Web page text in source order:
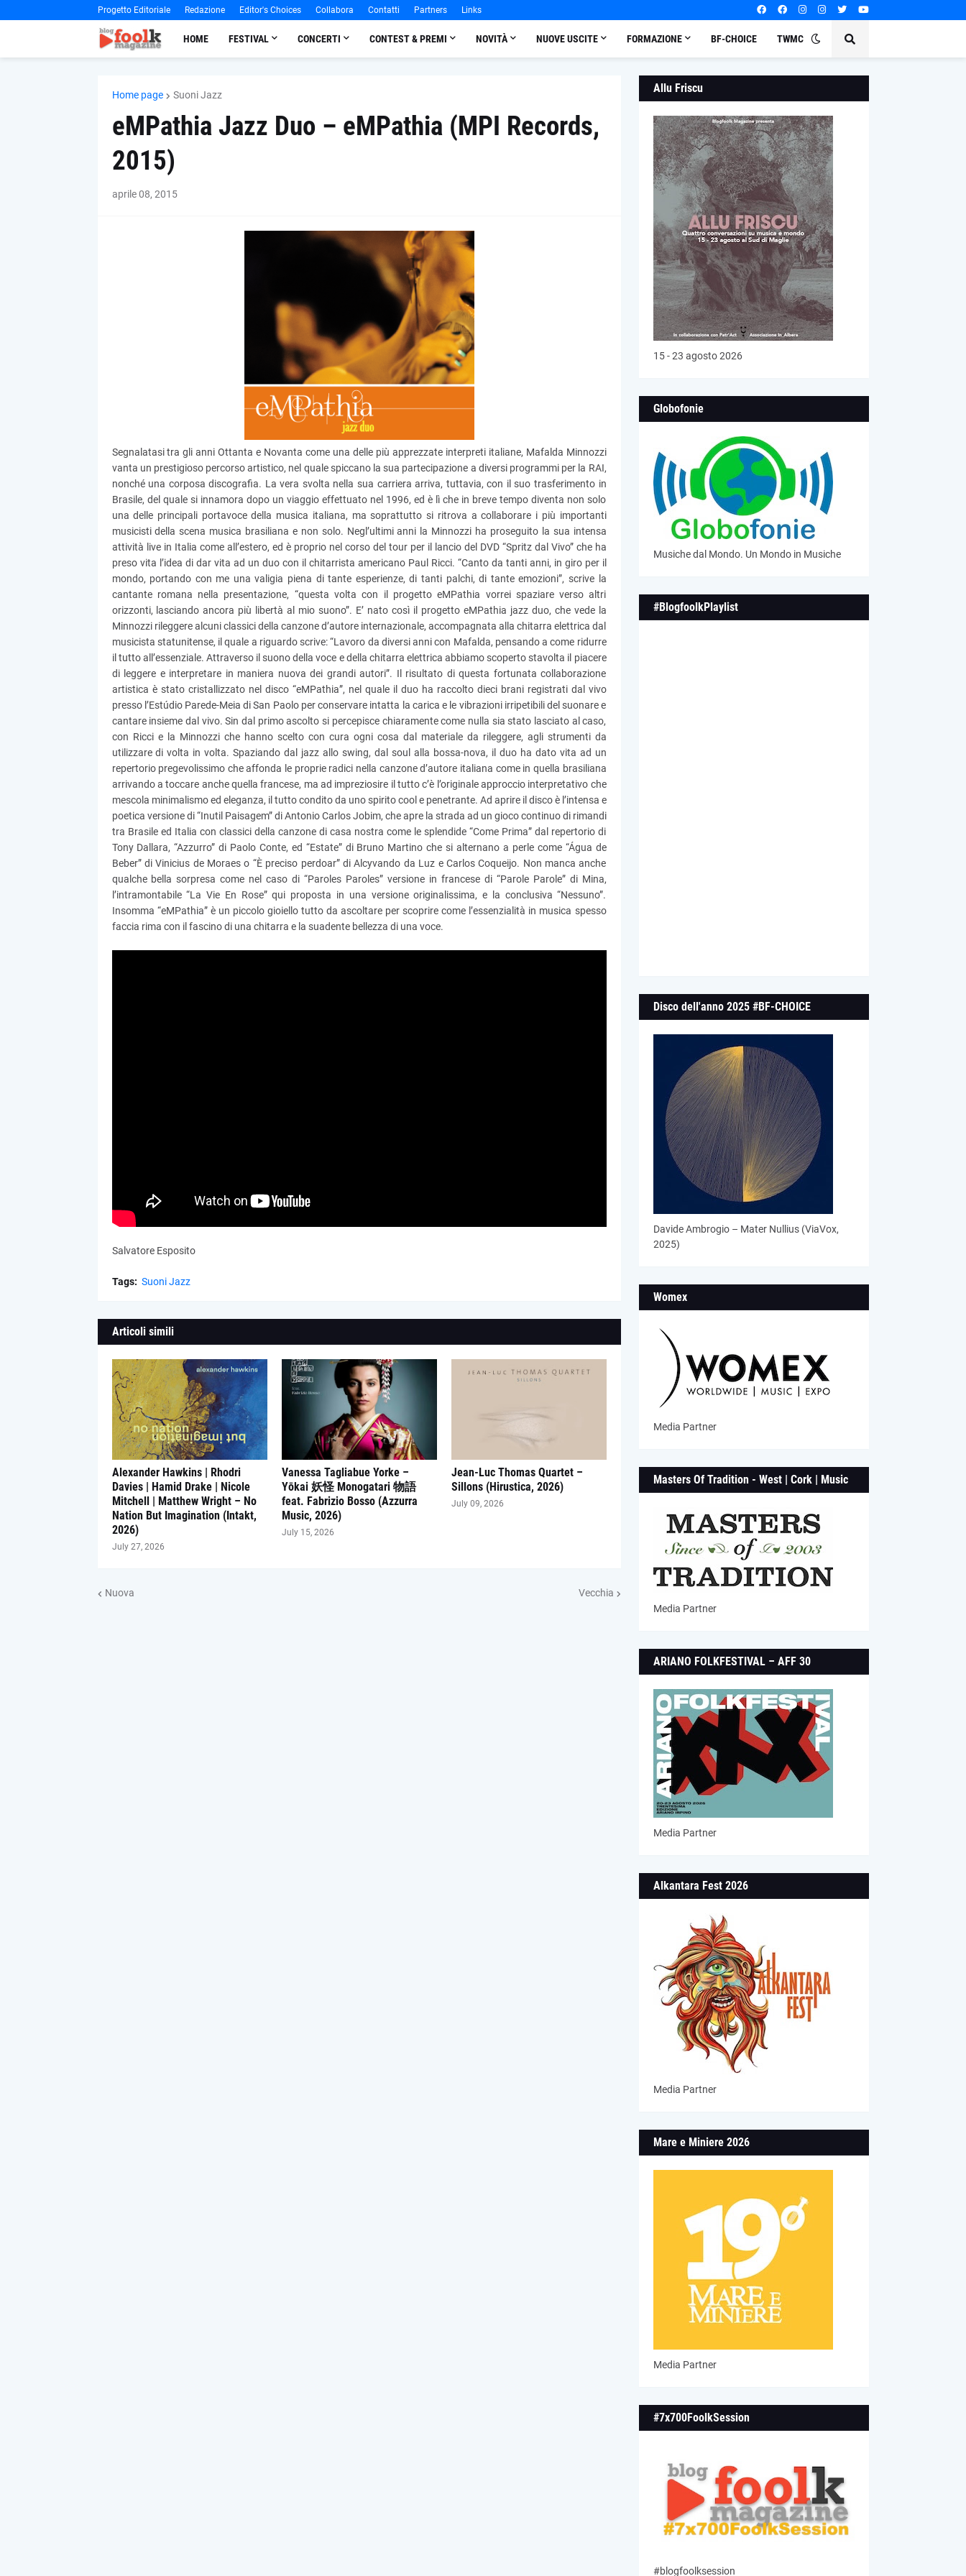
Progetto Editoriale Redazione Editor's Choices Collabora Contatti Partners Links
HOME FESTIVAL CONCERTI CONTEST & PREMI NOVITÀ NUOVE USCITE FORMAZIONE BF-CHOICE TWMC
Home page Suoni Jazz
eMPathia Jazz Duo – eMPathia (MPI Records,
2015)
aprile 08, 2015
Segnalatasi tra gli anni Ottanta e Novanta come una delle più apprezzate interpreti italiane, Mafalda Minnozzi
vanta un prestigioso percorso artistico, nel quale spiccano la sua partecipazione a diversi programmi per la RAI,
nonché una corposa discografia. La vera svolta nella sua carriera arriva, tuttavia, con il suo trasferimento in
Brasile, del quale si innamora dopo un viaggio effettuato nel 1996, ed è lì che in breve tempo diventa non solo
una delle principali portavoce della musica italiana, ma soprattutto si ritrova a collaborare i più importanti
musicisti della scena musica brasiliana e non solo. Negl’ultimi anni la Minnozzi ha proseguito la sua intensa
attività live in Italia come all’estero, ed è proprio nel corso del tour per il lancio del DVD “Spritz dal Vivo” che ha
preso vita l’idea di dar vita ad un duo con il chitarrista americano Paul Ricci. “Canto da tanti anni, in giro per il
mondo, portando con me una valigia piena di tante esperienze, di tanti palchi, di tante emozioni”, scrive la
cantante romana nella presentazione, “questa volta con il progetto eMPathia vorrei spaziare verso altri
orizzonti, lasciando ancora più libertà al mio suono”. E’ nato così il progetto eMPathia jazz duo, che vede la
Minnozzi rileggere alcuni classici della canzone d’autore internazionale, accompagnata alla chitarra elettrica dal
musicista statunitense, il quale a riguardo scrive: “Lavoro da diversi anni con Mafalda, pensando a come ridurre
il tutto all’essenziale. Attraverso il suono della voce e della chitarra elettrica abbiamo scoperto stavolta il piacere
di leggere e interpretare in maniera nuova dei grandi autori”. Il risultato di questa fortunata collaborazione
artistica è stato cristallizzato nel disco “eMPathia”, nel quale il duo ha raccolto dieci brani registrati dal vivo
presso l’Estúdio Parede-Meia di San Paolo per conservare intatta la carica e le vibrazioni irripetibili del suonare e
cantare insieme dal vivo. Sin dal primo ascolto si percepisce chiaramente come nulla sia stato lasciato al caso,
con Ricci e la Minnozzi che hanno scelto con cura ogni cosa dal materiale da rileggere, agli strumenti da
utilizzare di volta in volta. Spaziando dal jazz allo swing, dal soul alla bossa-nova, il duo ha dato vita ad un
repertorio pregevolissimo che affonda le proprie radici nella canzone d’autore italiana come in quella brasiliana
arrivando a toccare anche quella francese, ma ad impreziosire il tutto c’è l’originale approccio interpretativo che
mescola minimalismo ed eleganza, il tutto condito da uno spirito cool e penetrante. Ad aprire il disco è l’intensa e
poetica versione di “Inutil Paisagem” di Antonio Carlos Jobim, che apre la strada ad un gioco continuo di rimandi
tra Brasile ed Italia con classici della canzone di casa nostra come le splendide “Come Prima” dal repertorio di
Tony Dallara, “Azzurro” di Paolo Conte, ed “Estate” di Bruno Martino che si alternano a perle come “Água de
Beber” di Vinicius de Moraes o “È preciso perdoar” di Alcyvando da Luz e Carlos Coqueijo. Non manca anche
qualche bella sorpresa come nel caso di “Paroles Paroles” versione in francese di “Parole Parole” di Mina,
l’intramontabile “La Vie En Rose” qui proposta in una versione originalissima, e la conclusiva “Nessuno”.
Insomma “eMPathia” è un piccolo gioiello tutto da ascoltare per scoprire come l’essenzialità in musica spesso
faccia rima con il fascino di una chitarra e la suadente bellezza di una voce.
Salvatore Esposito
Tags: Suoni Jazz
Articoli simili
Alexander Hawkins | Rhodri
Davies | Hamid Drake | Nicole
Mitchell | Matthew Wright – No
Nation But Imagination (Intakt,
2026)
July 27, 2026
Vanessa Tagliabue Yorke –
Yōkai 妖怪 Monogatari 物語
feat. Fabrizio Bosso (Azzurra
Music, 2026)
July 15, 2026
Jean-Luc Thomas Quartet –
Sillons (Hirustica, 2026)
July 09, 2026
Nuova Vecchia
Allu Friscu
15 - 23 agosto 2026
Globofonie
Musiche dal Mondo. Un Mondo in Musiche
#BlogfoolkPlaylist
Disco dell'anno 2025 #BF-CHOICE
Davide Ambrogio – Mater Nullius (ViaVox,
2025)
Womex
Media Partner
Masters Of Tradition - West | Cork | Music
Media Partner
ARIANO FOLKFESTIVAL – AFF 30
Media Partner
Alkantara Fest 2026
Media Partner
Mare e Miniere 2026
Media Partner
#7x700FoolkSession
#blogfoolksession